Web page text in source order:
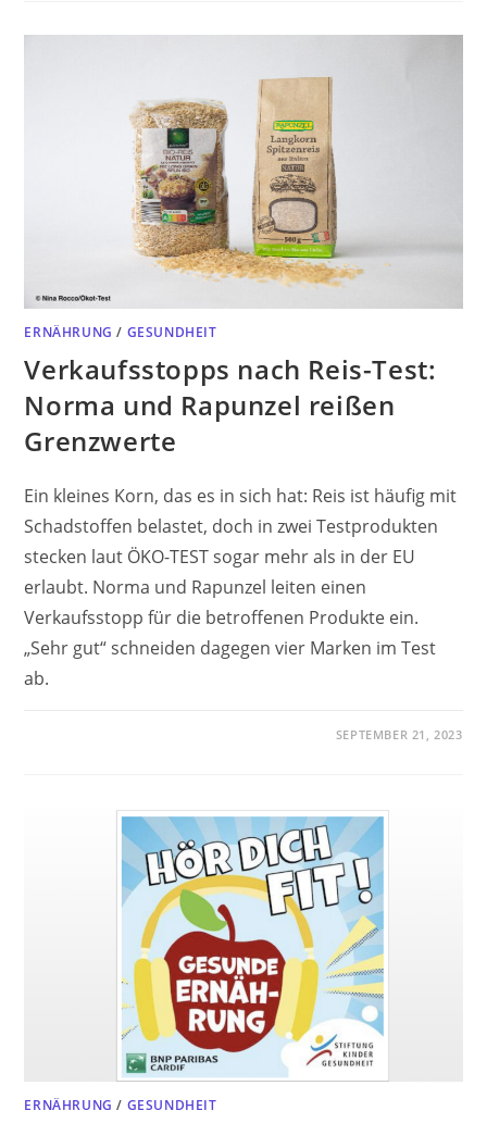
ERNÄHRUNG / GESUNDHEIT
Verkaufsstopps nach Reis-Test:
Norma und Rapunzel reißen
Grenzwerte
Ein kleines Korn, das es in sich hat: Reis ist häufig mit
Schadstoffen belastet, doch in zwei Testprodukten
stecken laut ÖKO-TEST sogar mehr als in der EU
erlaubt. Norma und Rapunzel leiten einen
Verkaufsstopp für die betroffenen Produkte ein.
„Sehr gut“ schneiden dagegen vier Marken im Test
ab.
SEPTEMBER 21, 2023
ERNÄHRUNG / GESUNDHEIT